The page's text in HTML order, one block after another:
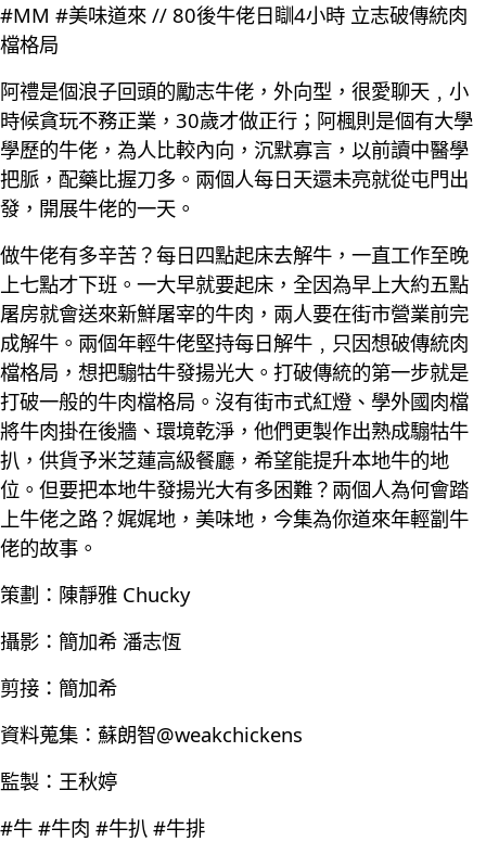
#MM #美味道來 // 80後牛佬日瞓4小時 立志破傳統肉
檔格局
阿禮是個浪子回頭的勵志牛佬，外向型，很愛聊天﹐小
時候貪玩不務正業，30歲才做正行；阿楓則是個有大學
學歷的牛佬，為人比較內向，沉默寡言，以前讀中醫學
把脈，配藥比握刀多。兩個人每日天還未亮就從屯門出
發，開展牛佬的一天。
做牛佬有多辛苦？每日四點起床去解牛，一直工作至晚
上七點才下班。一大早就要起床，全因為早上大約五點
屠房就會送來新鮮屠宰的牛肉，兩人要在街市營業前完
成解牛。兩個年輕牛佬堅持每日解牛﹐只因想破傳統肉
檔格局，想把騸牯牛發揚光大。打破傳統的第一步就是
打破一般的牛肉檔格局。沒有街市式紅燈、學外國肉檔
將牛肉掛在後牆、環境乾淨，他們更製作出熟成騸牯牛
扒，供貨予米芝蓮高級餐廳，希望能提升本地牛的地
位。但要把本地牛發揚光大有多困難？兩個人為何會踏
上牛佬之路？娓娓地，美味地，今集為你道來年輕劏牛
佬的故事。
策劃：陳靜雅 Chucky
攝影：簡加希 潘志恆
剪接：簡加希
資料蒐集：蘇朗智@weakchickens
監製：王秋婷
#牛 #牛肉 #牛扒 #牛排